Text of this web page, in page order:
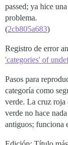
passed; ya hice
problema.
(2cb805a683)
Registro de error
'categories' of
Pasos para
categoría como
verde. La cruz roja
verde no hace
antiguos; funciona